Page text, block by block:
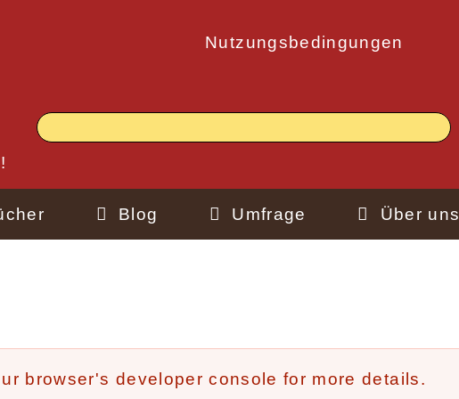
Nutzungsbedingungen
Blog Umfrage Über uns
browser's developer console for more details.